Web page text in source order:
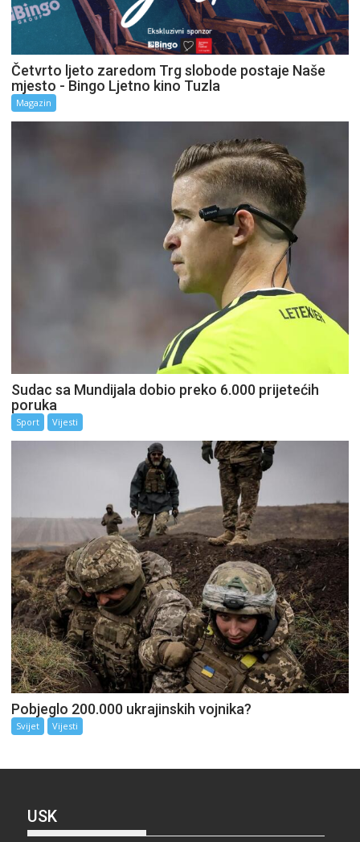
Četvrto ljeto zaredom Trg slobode postaje Naše
mjesto - Bingo Ljetno kino Tuzla
Magazin
Sudac sa Mundijala dobio preko 6.000 prijetećih
poruka
Sport Vijesti
Pobjeglo 200.000 ukrajinskih vojnika?
Svijet Vijesti
USK